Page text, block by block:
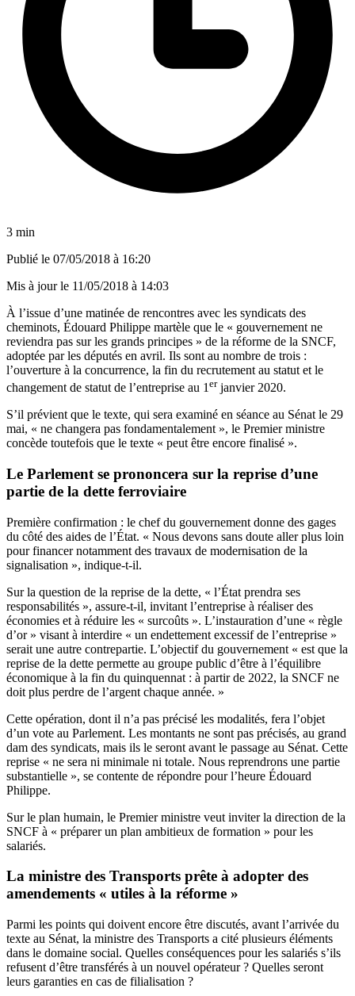
3 min
Publié le 07/05/2018 à 16:20
Mis à jour le 11/05/2018 à 14:03
À l’issue d’une matinée de rencontres avec les syndicats des
cheminots, Édouard Philippe martèle que le « gouvernement ne
reviendra pas sur les grands principes » de la réforme de la SNCF,
adoptée par les députés en avril. Ils sont au nombre de trois :
l’ouverture à la concurrence, la fin du recrutement au statut et le
changement de statut de l’entreprise au 1 erjanvier 2020.
S’il prévient que le texte, qui sera examiné en séance au Sénat le 29
mai, « ne changera pas fondamentalement », le Premier ministre
concède toutefois que le texte « peut être encore finalisé ».
Le Parlement se prononcera sur la reprise d’une
partie de la dette ferroviaire
Première confirmation : le chef du gouvernement donne des gages
du côté des aides de l’État. « Nous devons sans doute aller plus loin
pour financer notamment des travaux de modernisation de la
signalisation », indique-t-il.
Sur la question de la reprise de la dette, « l’État prendra ses
responsabilités », assure-t-il, invitant l’entreprise à réaliser des
économies et à réduire les « surcoûts ». L’instauration d’une « règle
d’or » visant à interdire « un endettement excessif de l’entreprise »
serait une autre contrepartie. L’objectif du gouvernement « est que la
reprise de la dette permette au groupe public d’être à l’équilibre
économique à la fin du quinquennat : à partir de 2022, la SNCF ne
doit plus perdre de l’argent chaque année. »
Cette opération, dont il n’a pas précisé les modalités, fera l’objet
d’un vote au Parlement. Les montants ne sont pas précisés, au grand
dam des syndicats, mais ils le seront avant le passage au Sénat. Cette
reprise « ne sera ni minimale ni totale. Nous reprendrons une partie
substantielle », se contente de répondre pour l’heure Édouard
Philippe.
Sur le plan humain, le Premier ministre veut inviter la direction de la
SNCF à « préparer un plan ambitieux de formation » pour les
salariés.
La ministre des Transports prête à adopter des
amendements « utiles à la réforme »
Parmi les points qui doivent encore être discutés, avant l’arrivée du
texte au Sénat, la ministre des Transports a cité plusieurs éléments
dans le domaine social. Quelles conséquences pour les salariés s’ils
refusent d’être transférés à un nouvel opérateur ? Quelles seront
leurs garanties en cas de filialisation ?